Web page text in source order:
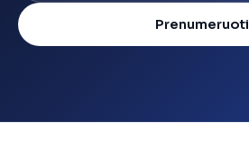
Prenumeruoti